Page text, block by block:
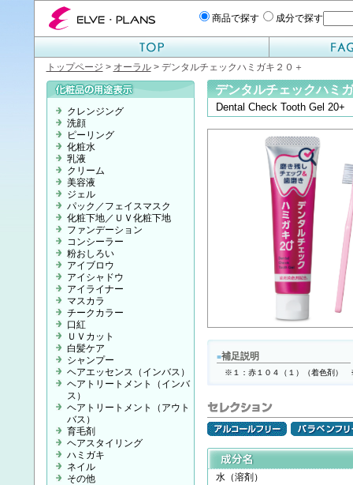
エルベプランズ ELVE-PLANS
商品で探す 成分で探す
トップページ > オーラル> デンタルチェックハミガキ２０＋
デンタルチェックハミ
Dental Check Tooth Gel 20+
■補足説明
※１：赤１０４（１）（着色剤）
水（溶剤）
クレンジング
洗顔
ピーリング
化粧水
乳液
クリーム
美容液
ジェル
パック／フェイスマスク
化粧下地／ＵＶ化粧下地
ファンデーション
コンシーラー
粉おしろい
アイブロウ
アイシャドウ
アイライナー
マスカラ
チークカラー
口紅
ＵＶカット
白髪ケア
シャンプー
ヘアエッセンス（インバス）
ヘアトリートメント（インバ
ス）
ヘアトリートメント（アウト
バス）
育毛剤
ヘアスタイリング
ハミガキ
ネイル
その他